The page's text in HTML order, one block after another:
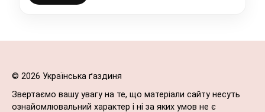
© 2026 Українська ґаздиня
Звертаємо вашу увагу на те, що матеріали сайту несуть
ознайомлювальний характер і ні за яких умов не є